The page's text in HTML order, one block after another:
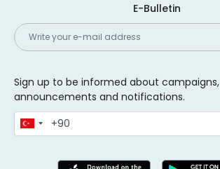
E-Bulletin
Sign up to be informed about campaigns,
announcements and notifications.